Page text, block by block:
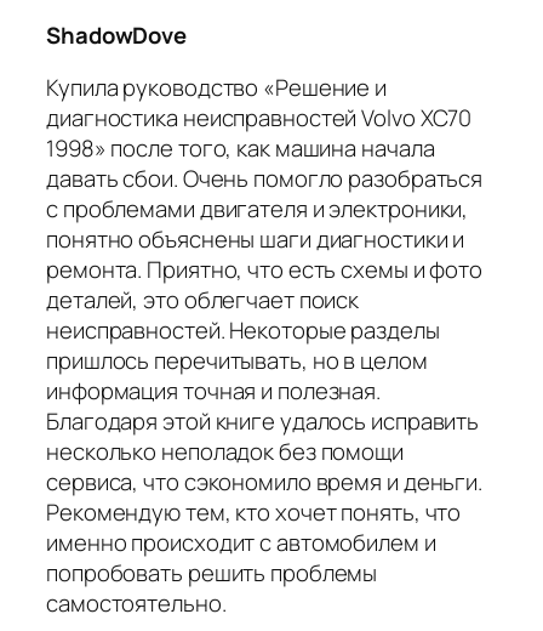
ShadowDove
Купила руководство «Решение и
диагностика неисправностей Volvo XC70
1998» после того, как машина начала
давать сбои. Очень помогло разобраться
с проблемами двигателя и электроники,
понятно объяснены шаги диагностики и
ремонта. Приятно, что есть схемы и фото
деталей, это облегчает поиск
неисправностей. Некоторые разделы
пришлось перечитывать, но в целом
информация точная и полезная.
Благодаря этой книге удалось исправить
несколько неполадок без помощи
сервиса, что сэкономило время и деньги.
Рекомендую тем, кто хочет понять, что
именно происходит с автомобилем и
попробовать решить проблемы
самостоятельно.